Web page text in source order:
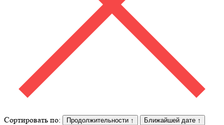
Сортировать по: Продолжительности ↑ Ближайшей дате ↑